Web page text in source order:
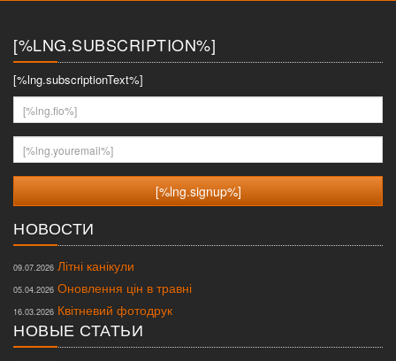
[%LNG.SUBSCRIPTION%]
[%lng.subscriptionText%]
[%lng.fio%]
[%lng.youremail%]
НОВОСТИ
09.07.2026 Літні канікули
05.04.2026 Оновлення цін в травні
16.03.2026 Квітневий фотодрук
НОВЫЕ СТАТЬИ